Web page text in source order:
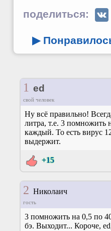
поделиться:
▶
1 ed
свой человек
Ну всё правильно!
литра, т.е. 3 помножить
каждый. То есть вирус
выдержит.
+15
2 Николаич
гость
3 помножить на 0,5 по
бэ. Выходит... Короче,